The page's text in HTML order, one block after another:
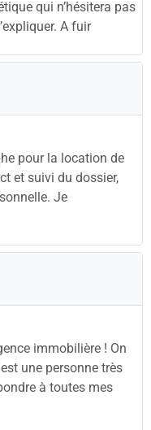
qui n’hésitera pas
A fuir
pour la location de
et suivi du dossier,
Je
immobilière ! On
une personne très
à toutes mes